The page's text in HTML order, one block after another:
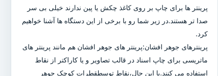
پرینتر ها برای چاپ بر روی کاغذ چکش یا پین ندارند خیلی بی سر
صدا تر هستند.در زیر شما رو با برخی از این دستگاه ها آشنا خواهیم
کرد.
پرینترهای جوهر افشان:پرینتر های جوهر افشان هم مانند پرینتر های
ماتریسی برای چاپ اسناد در قالب تصاویر و یا کاراکتر از نقاط
استفاده می کنند.با این حال،نقاط توسطقطرات کوچک جوهر